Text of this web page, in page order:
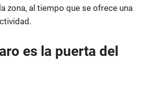
zona, al tiempo que se ofrece una
es la puerta del